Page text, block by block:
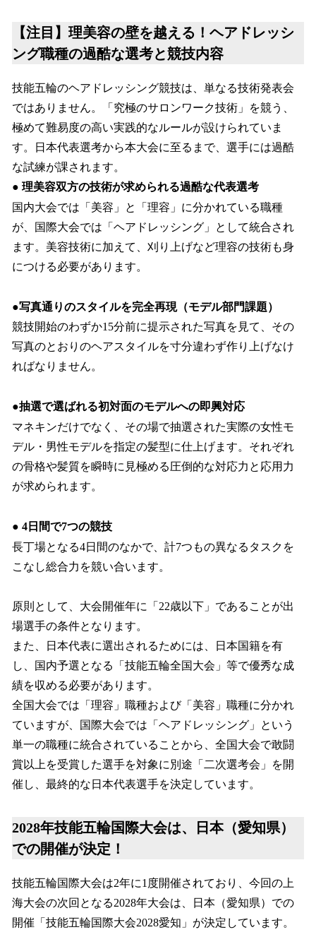
【注目】理美容の壁を越える！ヘアドレッシ
ング職種の過酷な選考と競技内容
技能五輪のヘアドレッシング競技は、単なる技術発表会
ではありません。「究極のサロンワーク技術」を競う、
極めて難易度の高い実践的なルールが設けられていま
す。日本代表選考から本大会に至るまで、選手には過酷
な試練が課されます。
● 理美容双方の技術が求められる過酷な代表選考
国内大会では「美容」と「理容」に分かれている職種
が、国際大会では「ヘアドレッシング」として統合され
ます。美容技術に加えて、刈り上げなど理容の技術も身
につける必要があります。
●写真通りのスタイルを完全再現（モデル部門課題）
競技開始のわずか15分前に提示された写真を見て、その
写真のとおりのヘアスタイルを寸分違わず作り上げなけ
ればなりません。
●抽選で選ばれる初対面のモデルへの即興対応
マネキンだけでなく、その場で抽選された実際の女性モ
デル・男性モデルを指定の髪型に仕上げます。それぞれ
の骨格や髪質を瞬時に見極める圧倒的な対応力と応用力
が求められます。
● 4日間で7つの競技
長丁場となる4日間のなかで、計7つもの異なるタスクを
こなし総合力を競い合います。
原則として、大会開催年に「22歳以下」であることが出
場選手の条件となります。
また、日本代表に選出されるためには、日本国籍を有
し、国内予選となる「技能五輪全国大会」等で優秀な成
績を収める必要があります。
全国大会では「理容」職種および「美容」職種に分かれ
ていますが、国際大会では「ヘアドレッシング」という
単一の職種に統合されていることから、全国大会で敢闘
賞以上を受賞した選手を対象に別途「二次選考会」を開
催し、最終的な日本代表選手を決定しています。
2028年技能五輪国際大会は、日本（愛知県）
での開催が決定！
技能五輪国際大会は2年に1度開催されており、今回の上
海大会の次回となる2028年大会は、日本（愛知県）での
開催「技能五輪国際大会2028愛知」が決定しています。